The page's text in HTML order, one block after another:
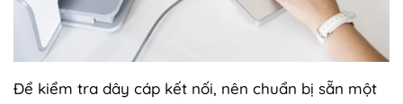
Để kiểm tra dây cáp kết nối, nên chuẩn bị sẵn một